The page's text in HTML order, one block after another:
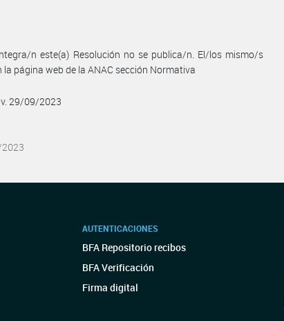
n este(a) Resolución no se publica/n. El/los mismo/s
página web de la ANAC sección Normativa
29/09/2023
AUTENTICACIONES
BFA Repositorio recibos
BFA Verificación
Firma digital